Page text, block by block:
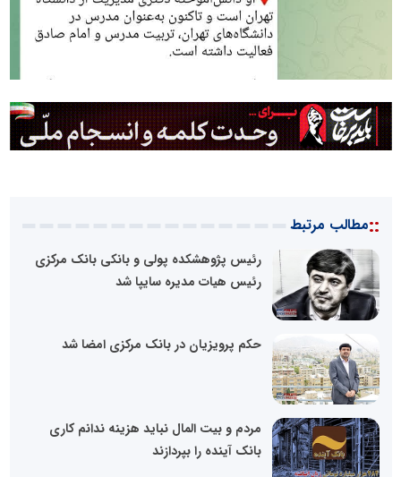
::مطالب مرتبط
رئیس پژوهشکده پولی و بانکی بانک مرکزی
رئیس هیات مدیره سایپا شد
حکم پرویزیان در بانک مرکزی امضا شد
مردم و بیت المال نباید هزینه ندانم کاری
بانک آینده را بپردازند